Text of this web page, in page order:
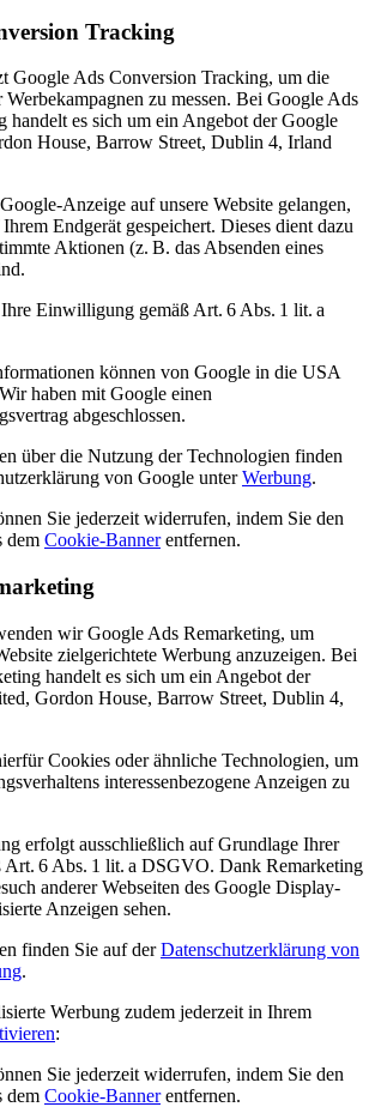
Tracking
Google Ads Conversion Tracking, um die
zu messen. Bei Google Ads
handelt es sich um ein Angebot der Google
House, Barrow Street, Dublin 4, Irland
Anzeige auf unsere Website gelangen,
Endgerät gespeichert. Dieses dient dazu
Aktionen (z. B. das Absenden eines
Einwilligung gemäß Art. 6 Abs. 1 lit. a
können von Google in die USA
haben mit Google einen
abgeschlossen.
über die Nutzung der Technologien finden
von Google unterWerbung.
Sie jederzeit widerrufen, indem Sie den
dem Cookie-Bannerentfernen.
wir Google Ads Remarketing, um
zielgerichtete Werbung anzuzeigen. Bei
handelt es sich um ein Angebot der
Gordon House, Barrow Street, Dublin 4,
Cookies oder ähnliche Technologien, um
interessenbezogene Anzeigen zu
erfolgt ausschließlich auf Grundlage Ihrer
6 Abs. 1 lit. a DSGVO. Dank Remarketing
anderer Webseiten des Google Display-
Anzeigen sehen.
finden Sie auf derDatenschutzerklärung von
.
Werbung zudem jederzeit in Ihrem
:
Sie jederzeit widerrufen, indem Sie den
dem Cookie-Bannerentfernen.